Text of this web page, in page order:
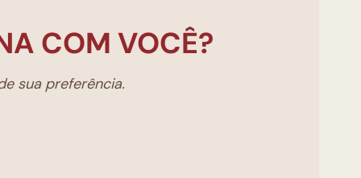
COM VOCÊ?
sua preferência.